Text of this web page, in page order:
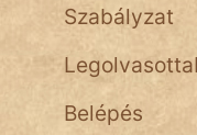
mikkamakka
vörös ördög
nagyöreg
Szabályzat
Belépés